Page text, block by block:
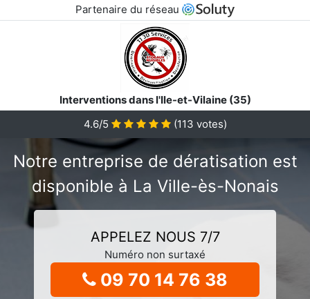
Partenaire du réseau
Interventions dans l'Ile-et-Vilaine (35)
4.6/5
(113 votes)
Notre entreprise de dératisation est
disponible à La Ville-ès-Nonais
APPELEZ NOUS 7/7
Numéro non surtaxé
09 70 14 76 38